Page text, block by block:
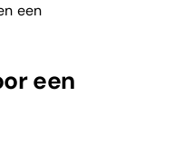
een
een